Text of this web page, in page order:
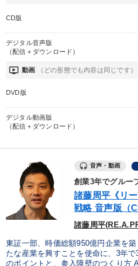
CD版
デジタル音声版
（配信＋ダウンロード）
ondemand_video 動画 （どの形態でも内容は同じです）
DVD版
デジタル動画版
（配信＋ダウンロード）
音声・動画
創業3年でグルー
諸藤周平《リ
戦略 音声版（
諸藤周平
東証一部、時価総額950億円企業を
たな産業を興すことを使命に、3年
のポイントと、参入障壁のつくり方